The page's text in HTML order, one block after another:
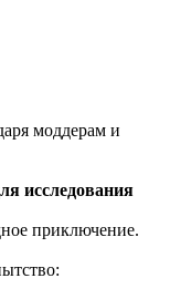
моддерам и
исследования
приключение.